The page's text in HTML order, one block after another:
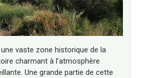
vaste zone historique de la
charmant à l’atmosphère
Une grande partie de cette